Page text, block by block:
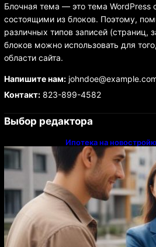
Блочная тема — это тема WordPress
состоящими из блоков. Поэтому,
различных типов записей (страниц,
блоков можно использовать для
области сайта.
Напишите нам:
Контакт:823-899-4582
Выбор редактора
Ипотека на
напрямую у